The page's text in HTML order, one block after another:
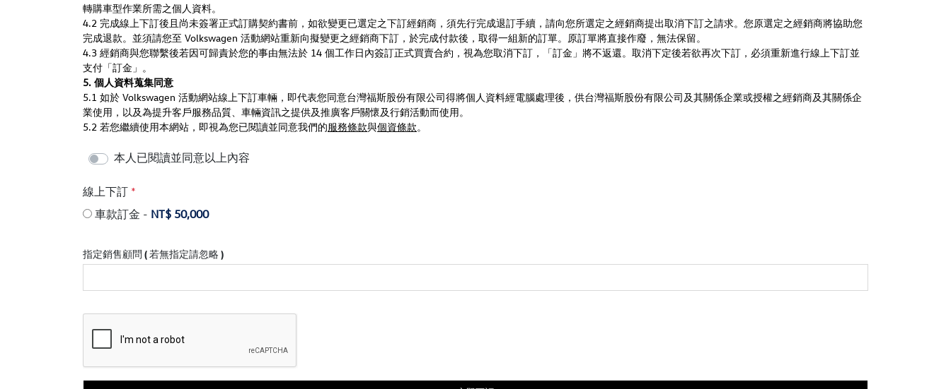
轉購車型作業所需之個人資料。
4.2 完成線上下訂後且尚未簽署正式訂購契約書前，如欲變更已選定之下訂經銷商，須先行完成退訂手續，請向您所選定之經銷商提出取消下訂之請求。您原選定之經銷商將協助您
完成退款。並須請您至 Volkswagen 活動網站重新向擬變更之經銷商下訂，於完成付款後，取得一組新的訂單。原訂單將直接作廢，無法保留。
4.3 經銷商與您聯繫後若因可歸責於您的事由無法於 14 個工作日內簽訂正式買賣合約，視為您取消下訂，「訂金」將不返還。取消下定後若欲再次下訂，必須重新進行線上下訂並
支付「訂金」。
5. 個人資料蒐集同意
5.1 如於 Volkswagen 活動網站線上下訂車輛，即代表您同意台灣福斯股份有限公司得將個人資料經電腦處理後，供台灣福斯股份有限公司及其關係企業或授權之經銷商及其關係企
業使用，以及為提升客戶服務品質、車輛資訊之提供及推廣客戶關懷及行銷活動而使用。
5.2 若您繼續使用本網站，即視為您已閱讀並同意我們的服務條款與個資條款。
本人已閱讀並同意以上內容
線上下訂 *
車款訂金 - NT$ 50,000
指定銷售顧問 ( 若無指定請忽略 )